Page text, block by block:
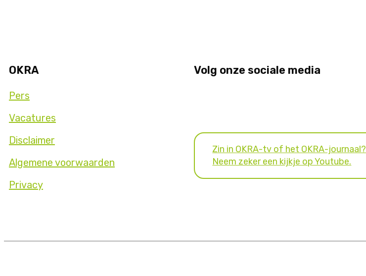
OKRA
Pers
Vacatures
Disclaimer
Algemene voorwaarden
Privacy
Volg onze sociale media
Zin in OKRA-tv of het OKRA-journaal?
Neem zeker een kijkje op Youtube.